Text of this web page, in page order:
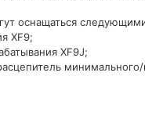
оснащаться
XF9;
XF9J;